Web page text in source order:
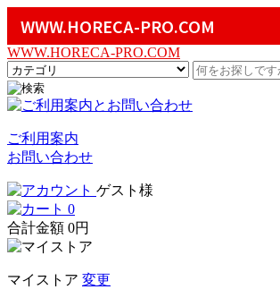
WWW.HORECA-PRO.COM
WWW.HORECA-PRO.COM
ご利用案内
お問い合わせ
ゲスト様
0
合計金額 0円
マイストア 変更